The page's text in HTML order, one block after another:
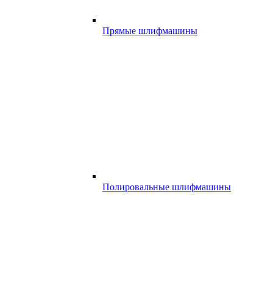
Прямые шлифмашины
Полировальные шлифмашины